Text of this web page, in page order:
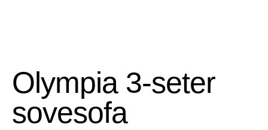
Olympia 3-seter
sovesofa